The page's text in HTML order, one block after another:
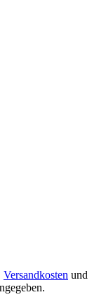
Versandkosten und